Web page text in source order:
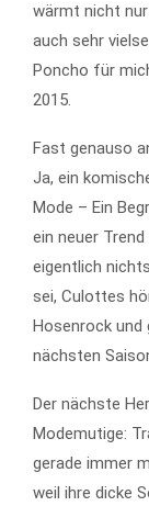
wärmt nicht
auch sehr
Poncho für
2015.
Fast genauso
Ja, ein
Mode – Ein
ein neuer
eigentlich
sei, Culottes
Hosenrock und
nächsten
Der nächste
Modemutige:
gerade immer
weil ihre dicke